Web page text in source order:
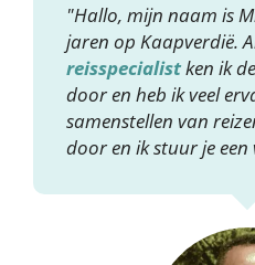
"Hallo, mijn naam is
jaren op Kaapverdië.
reisspecialistken ik
door en heb ik veel
samenstellen van
door en ik stuur je